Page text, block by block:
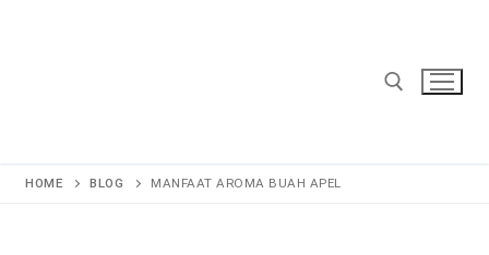
HOME BLOG MANFAAT AROMA BUAH APEL